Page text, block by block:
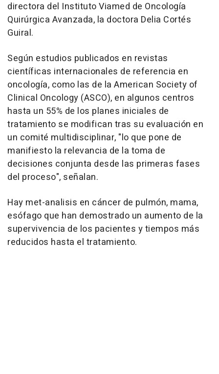
directora del Instituto Viamed de Oncología
Quirúrgica Avanzada, la doctora Delia Cortés
Guiral.
Según estudios publicados en revistas
científicas internacionales de referencia en
oncología, como las de la American Society of
Clinical Oncology (ASCO), en algunos centros
hasta un 55% de los planes iniciales de
tratamiento se modifican tras su evaluación en
un comité multidisciplinar, "lo que pone de
manifiesto la relevancia de la toma de
decisiones conjunta desde las primeras fases
del proceso", señalan.
Hay met-analisis en cáncer de pulmón, mama,
esófago que han demostrado un aumento de la
supervivencia de los pacientes y tiempos más
reducidos hasta el tratamiento.